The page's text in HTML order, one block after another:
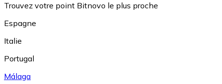
Trouvez votre point Bitnovo le plus proche
Espagne
Italie
Portugal
Málaga